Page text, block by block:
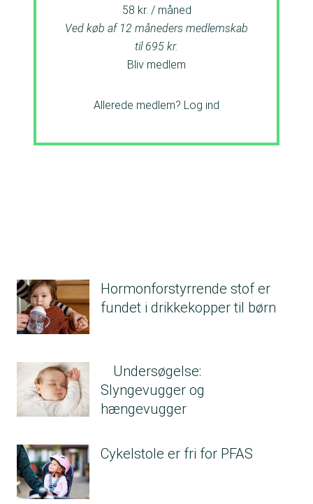
58 kr. / måned
Ved køb af 12 måneders medlemskab
til 695 kr.
Bliv medlem
Allerede medlem? Log ind
Hormonforstyrrende stof er
fundet i drikkekopper til børn
Undersøgelse:
Slyngevugger og
hængevugger
Cykelstole er fri for PFAS